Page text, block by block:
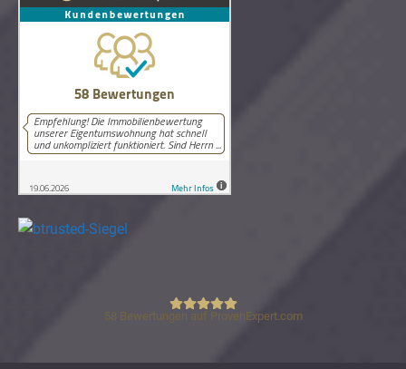
Lutz Schneider Immobilienbewertung
58 Bewertungen auf ProvenExpert.com